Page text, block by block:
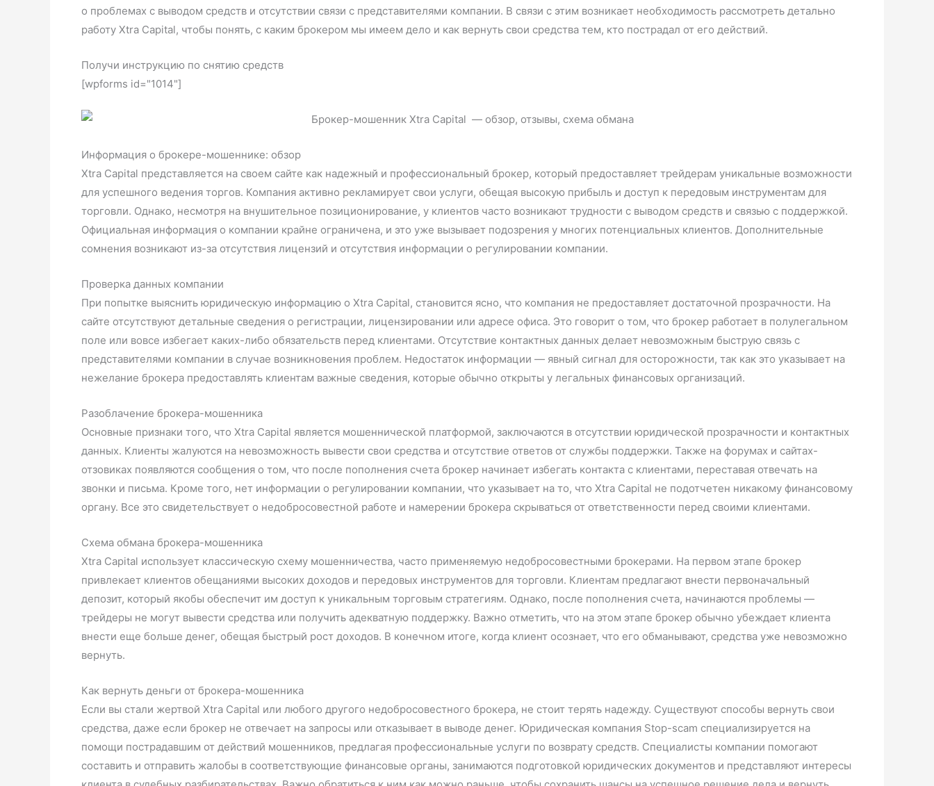
о проблемах с выводом средств и отсутствии связи с представителями компании. В связи с этим возникает необходимость рассмотреть детально
работу Xtra Capital, чтобы понять, с каким брокером мы имеем дело и как вернуть свои средства тем, кто пострадал от его действий.
Получи инструкцию по снятию средств
[wpforms id="1014"]
Информация о брокере-мошеннике: обзор
Xtra Capital представляется на своем сайте как надежный и профессиональный брокер, который предоставляет трейдерам уникальные возможности
для успешного ведения торгов. Компания активно рекламирует свои услуги, обещая высокую прибыль и доступ к передовым инструментам для
торговли. Однако, несмотря на внушительное позиционирование, у клиентов часто возникают трудности с выводом средств и связью с поддержкой.
Официальная информация о компании крайне ограничена, и это уже вызывает подозрения у многих потенциальных клиентов. Дополнительные
сомнения возникают из-за отсутствия лицензий и отсутствия информации о регулировании компании.
Проверка данных компании
При попытке выяснить юридическую информацию о Xtra Capital, становится ясно, что компания не предоставляет достаточной прозрачности. На
сайте отсутствуют детальные сведения о регистрации, лицензировании или адресе офиса. Это говорит о том, что брокер работает в полулегальном
поле или вовсе избегает каких-либо обязательств перед клиентами. Отсутствие контактных данных делает невозможным быструю связь с
представителями компании в случае возникновения проблем. Недостаток информации — явный сигнал для осторожности, так как это указывает на
нежелание брокера предоставлять клиентам важные сведения, которые обычно открыты у легальных финансовых организаций.
Разоблачение брокера-мошенника
Основные признаки того, что Xtra Capital является мошеннической платформой, заключаются в отсутствии юридической прозрачности и контактных
данных. Клиенты жалуются на невозможность вывести свои средства и отсутствие ответов от службы поддержки. Также на форумах и сайтах-
отзовиках появляются сообщения о том, что после пополнения счета брокер начинает избегать контакта с клиентами, переставая отвечать на
звонки и письма. Кроме того, нет информации о регулировании компании, что указывает на то, что Xtra Capital не подотчетен никакому финансовому
органу. Все это свидетельствует о недобросовестной работе и намерении брокера скрываться от ответственности перед своими клиентами.
Схема обмана брокера-мошенника
Xtra Capital использует классическую схему мошенничества, часто применяемую недобросовестными брокерами. На первом этапе брокер
привлекает клиентов обещаниями высоких доходов и передовых инструментов для торговли. Клиентам предлагают внести первоначальный
депозит, который якобы обеспечит им доступ к уникальным торговым стратегиям. Однако, после пополнения счета, начинаются проблемы —
трейдеры не могут вывести средства или получить адекватную поддержку. Важно отметить, что на этом этапе брокер обычно убеждает клиента
внести еще больше денег, обещая быстрый рост доходов. В конечном итоге, когда клиент осознает, что его обманывают, средства уже невозможно
вернуть.
Как вернуть деньги от брокера-мошенника
Если вы стали жертвой Xtra Capital или любого другого недобросовестного брокера, не стоит терять надежду. Существуют способы вернуть свои
средства, даже если брокер не отвечает на запросы или отказывает в выводе денег. Юридическая компания Stop-scam специализируется на
помощи пострадавшим от действий мошенников, предлагая профессиональные услуги по возврату средств. Специалисты компании помогают
составить и отправить жалобы в соответствующие финансовые органы, занимаются подготовкой юридических документов и представляют интересы